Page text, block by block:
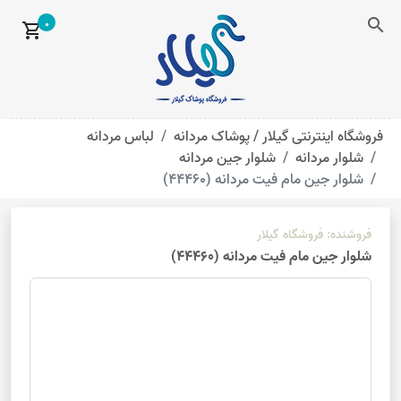
search
shopping_cart0
فروشگاه اینترنتی گیلار /پوشاک مردانه
لباس مردانه
شلوار مردانه
شلوار جین مردانه
شلوار جین مام فیت مردانه (44460)
فروشنده: فروشگاه گیلار
شلوار جین مام فیت مردانه (44460)